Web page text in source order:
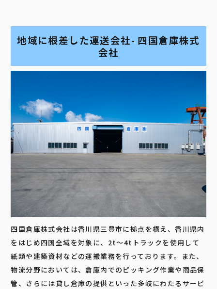
地域に根差した運送会社- 四国倉庫株式
会社
四国倉庫株式会社は香川県三豊市に拠点を構え、香川県内
をはじめ四国全域を対象に、2t～4tトラックを使用して
紙類や建築資材などの運搬業務を行っております。また、
物流分野においては、倉庫内でのピッキング作業や商品保
管、さらには貸し倉庫の提供といった多岐にわたるサービ